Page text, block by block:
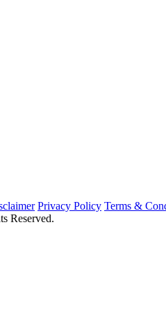
Privacy Policy Terms &
Reserved.